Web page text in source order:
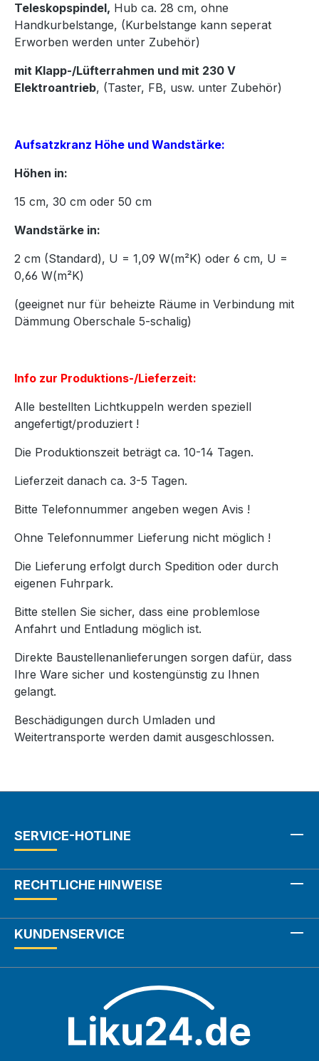
Teleskopspindel, Hub ca. 28 cm, ohne
Handkurbelstange, (Kurbelstange kann seperat
Erworben werden unter Zubehör)
mit Klapp-/Lüfterrahmen und mit 230 V
Elektroantrieb, (Taster, FB, usw. unter Zubehör)
Aufsatzkranz Höhe und Wandstärke:
Höhen in:
15 cm, 30 cm oder 50 cm
Wandstärke in:
2 cm (Standard), U = 1,09 W(m²K) oder 6 cm, U =
0,66 W(m²K)
(geeignet nur für beheizte Räume in Verbindung mit
Dämmung Oberschale 5-schalig)
Info zur Produktions-/Lieferzeit:
Alle bestellten Lichtkuppeln werden speziell
angefertigt/produziert !
Die Produktionszeit beträgt ca. 10-14 Tagen.
Lieferzeit danach ca. 3-5 Tagen.
Bitte Telefonnummer angeben wegen Avis !
Ohne Telefonnummer Lieferung nicht möglich !
Die Lieferung erfolgt durch Spedition oder durch
eigenen Fuhrpark.
Bitte stellen Sie sicher, dass eine problemlose
Anfahrt und Entladung möglich ist.
Direkte Baustellenanlieferungen sorgen dafür, dass
Ihre Ware sicher und kostengünstig zu Ihnen
gelangt.
Beschädigungen durch Umladen und
Weitertransporte werden damit ausgeschlossen.
SERVICE-HOTLINE
RECHTLICHE HINWEISE
KUNDENSERVICE